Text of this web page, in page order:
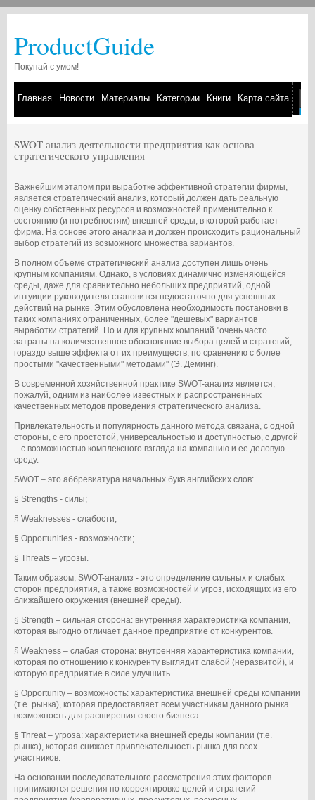
ProductGuide
Покупай с умом!
Главная Новости Материалы Категории Книги Карта сайта
SWOT-анализ деятельности предприятия как основа
стратегического управления
Важнейшим этапом при выработке эффективной стратегии фирмы,
является стратегический анализ, который должен дать реальную
оценку собственных ресурсов и возможностей применительно к
состоянию (и потребностям) внешней среды, в которой работает
фирма. На основе этого анализа и должен происходить рациональный
выбор стратегий из возможного множества вариантов.
В полном объеме стратегический анализ доступен лишь очень
крупным компаниям. Однако, в условиях динамично изменяющейся
среды, даже для сравнительно небольших предприятий, одной
интуиции руководителя становится недостаточно для успешных
действий на рынке. Этим обусловлена необходимость постановки в
таких компаниях ограниченных, более "дешевых" вариантов
выработки стратегий. Но и для крупных компаний "очень часто
затраты на количественное обоснование выбора целей и стратегий,
гораздо выше эффекта от их преимуществ, по сравнению с более
простыми "качественными" методами" (Э. Деминг).
В современной хозяйственной практике SWOT-анализ является,
пожалуй, одним из наиболее известных и распространенных
качественных методов проведения стратегического анализа.
Привлекательность и популярность данного метода связана, с одной
стороны, с его простотой, универсальностью и доступностью, с другой
– с возможностью комплексного взгляда на компанию и ее деловую
среду.
SWOT – это аббревиатура начальных букв английских слов:
§ Strengths - силы;
§ Weaknesses - слабости;
§ Opportunities - возможности;
§ Threats – угрозы.
Таким образом, SWOT-анализ - это определение сильных и слабых
сторон предприятия, а также возможностей и угроз, исходящих из его
ближайшего окружения (внешней среды).
§ Strength – сильная сторона: внутренняя характеристика компании,
которая выгодно отличает данное предприятие от конкурентов.
§ Weakness – слабая сторона: внутренняя характеристика компании,
которая по отношению к конкуренту выглядит слабой (неразвитой), и
которую предприятие в силе улучшить.
§ Opportunity – возможность: характеристика внешней среды компании
(т.е. рынка), которая предоставляет всем участникам данного рынка
возможность для расширения своего бизнеса.
§ Threat – угроза: характеристика внешней среды компании (т.е.
рынка), которая снижает привлекательность рынка для всех
участников.
На основании последовательного рассмотрения этих факторов
принимаются решения по корректировке целей и стратегий